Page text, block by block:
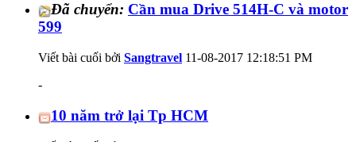
Đã chuyển: Cần mua Drive 514H-C và motor
599
Viết bài cuối bởi Sangtravel 11-08-2017 12:18:51 PM
-
10 năm trở lại Tp HCM